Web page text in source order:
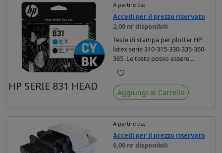
HP SERIE 831 HEAD
A partire da:
Accedi per il prezzo riservato
2,00 nr disponibili
Teste di stampa per plotter HP
latex serie 310-315-330-335-360-
365. Le teste posso essere
nero/giallo , magenta/light
magenta , ciano/light ciano.
Preferiti
Aggiungi al Carrello
A partire da:
Accedi per il prezzo riservato
0,00 nr disponibili